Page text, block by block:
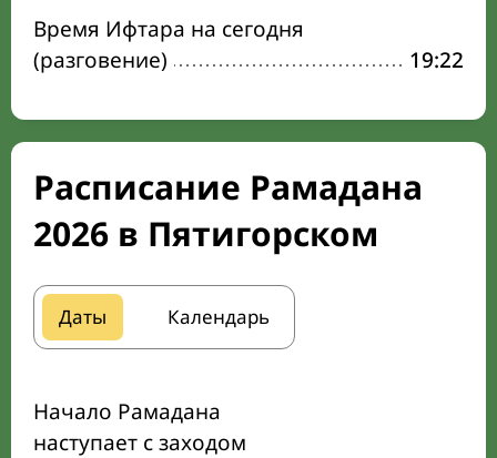
Время Ифтара на сегодня
(разговение)
19:22
Расписание Рамадана
2026 в Пятигорском
Даты Календарь
Начало Рамадана
наступает с заходом